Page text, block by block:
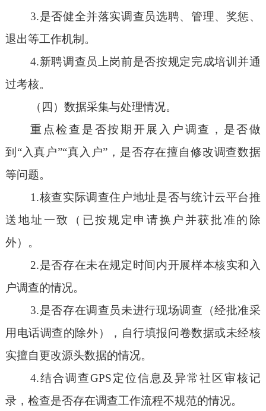
3.是否健全并落实调查员选聘、管理、奖惩、
退出等工作机制。
4.新聘调查员上岗前是否按规定完成培训并通
过考核。
（四）数据采集与处理情况。
重点检查是否按期开展入户调查，是否做
到 “入真户”“真入户”，是否存在擅自修改调查数据
等问题。
1.核查实际调查住户地址是否与统计云平台推
送地址一致（已按规定申请换户并获批准的除
外）。
2.是否存在未在规定时间内开展样本核实和入
户调查的情况。
3.是否存在调查员未进行现场调查（经批准采
用电话调查的除外），自行填报问卷数据或未经核
实擅自更改源头数据的情况。
4.结合调查GPS定位信息及异常社区审核记
录，检查是否存在调查工作流程不规范的情况。